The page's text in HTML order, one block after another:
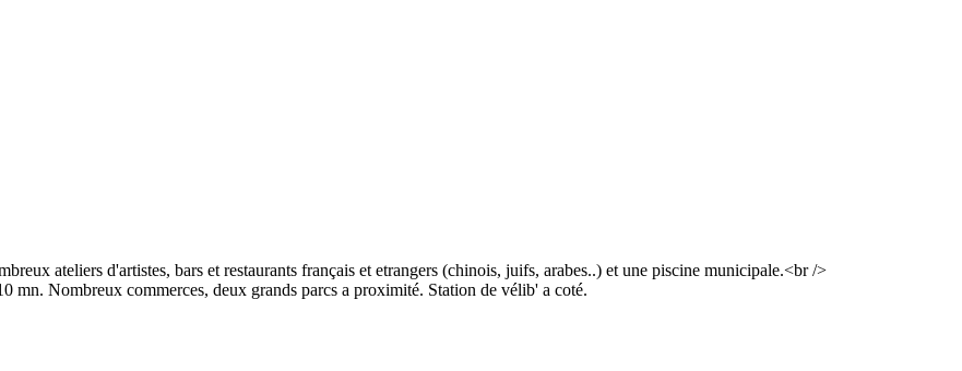
ateliers d'artistes, bars et restaurants français et etrangers (chinois, juifs, arabes..) et une piscine municipale.<br />
Nombreux commerces, deux grands parcs a proximité. Station de vélib' a coté.